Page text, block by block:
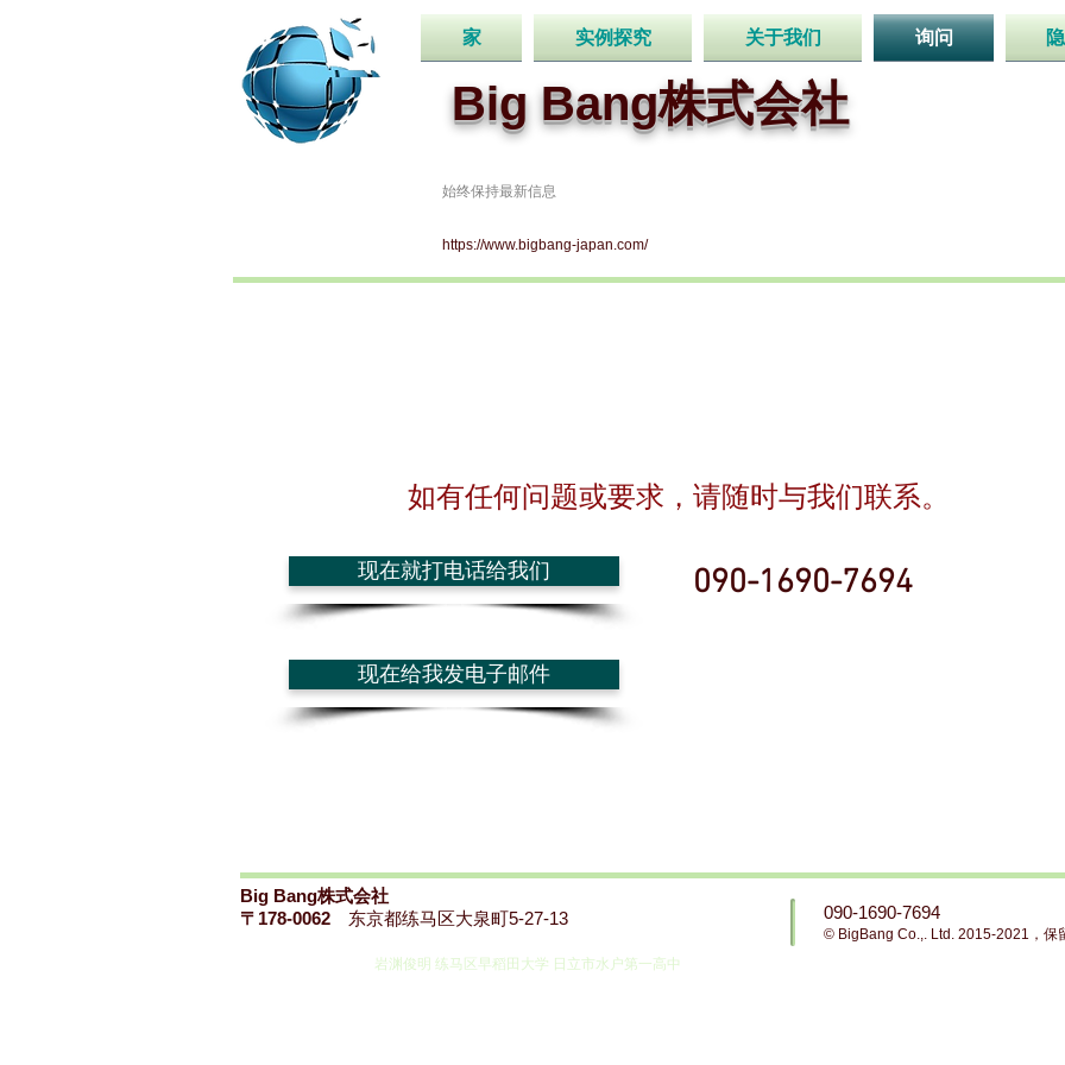
家 实例探究 关于我们 询问
Big Bang株式会社
始终保持最新信息
https://www.bigbang-japan.com/
如有任何问题或要求，请随时与我们联系。
现在就打电话给我们 090-1690-7694
现在给我发电子邮件
Big Bang株式会社
〒178-0062 东京都练马区大泉町5-27-13 090-1690-7694
© BigBang Co.,. Ltd. 2015-2021，保
​ 岩渊俊明 练马区早稻田大学 日立市水户第一高中